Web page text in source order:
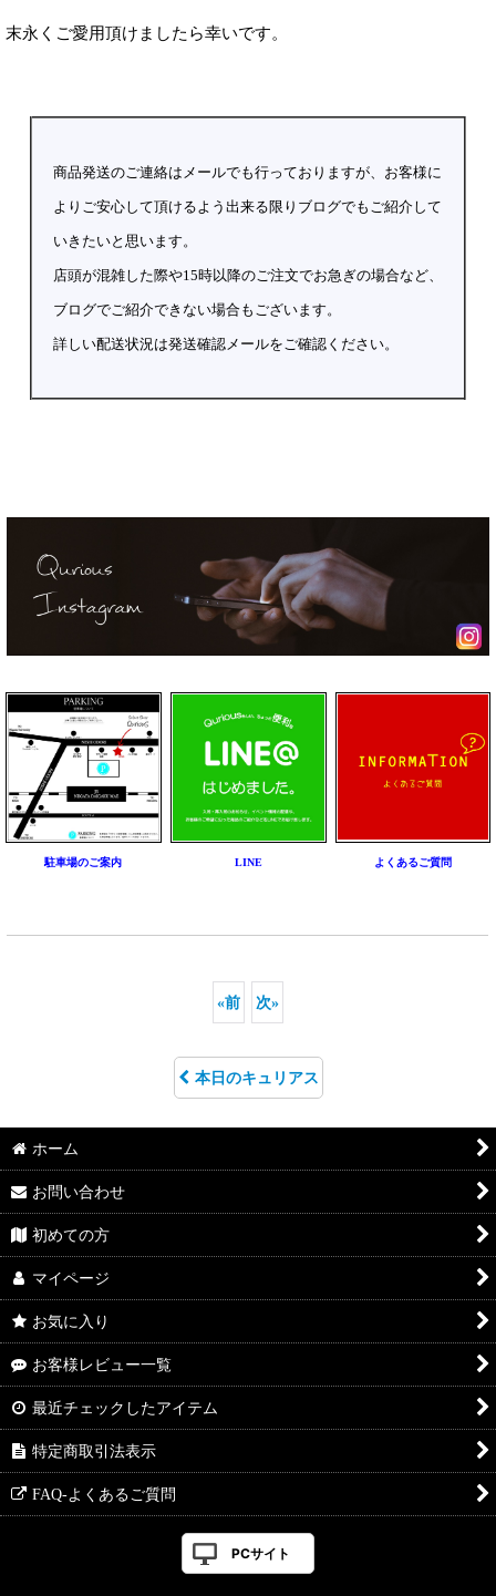
末永くご愛用頂けましたら幸いです。
商品発送のご連絡はメールでも行っておりますが、お客様に
よりご安心して頂けるよう出来る限りブログでもご紹介して
いきたいと思います。
店頭が混雑した際や15時以降のご注文でお急ぎの場合など、
ブログでご紹介できない場合もございます。
詳しい配送状況は発送確認メールをご確認ください。
駐車場のご案内 LINE よくあるご質問
«前 次»
本日のキュリアス
ホーム
お問い合わせ
初めての方
マイページ
お気に入り
お客様レビュー一覧
最近チェックしたアイテム
特定商取引法表示
FAQ-よくあるご質問
PCサイト